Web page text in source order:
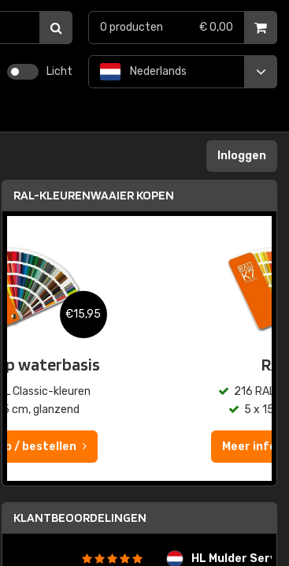
Licht Nederlands
0 producten € 0,00
Inloggen
RAL-KLEURENWAAIER KOPEN
216 RAL Classic-kleuren
Meer info / bestellen
KLANTBEOORDELINGEN
HL Mulder Services